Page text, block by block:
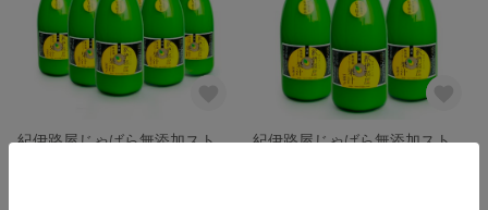
紀伊路屋じゃばら無添加ストレート果汁720ml6本入り
紀伊路屋じゃばら無添加ストレート果汁720ml3本入り